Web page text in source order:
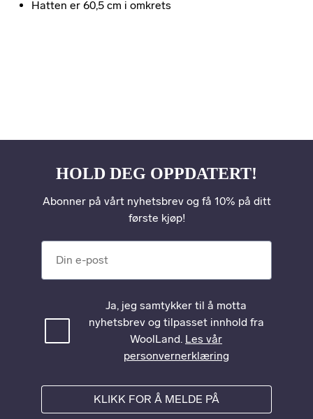
Hatten er 60,5 cm i omkrets
HOLD DEG OPPDATERT!
Abonner på vårt nyhetsbrev og få 10% på ditt
første kjøp!
Ja, jeg samtykker til å motta
nyhetsbrev og tilpasset innhold fra
WoolLand. Les vår
personvernerklæring
KLIKK FOR Å MELDE PÅ